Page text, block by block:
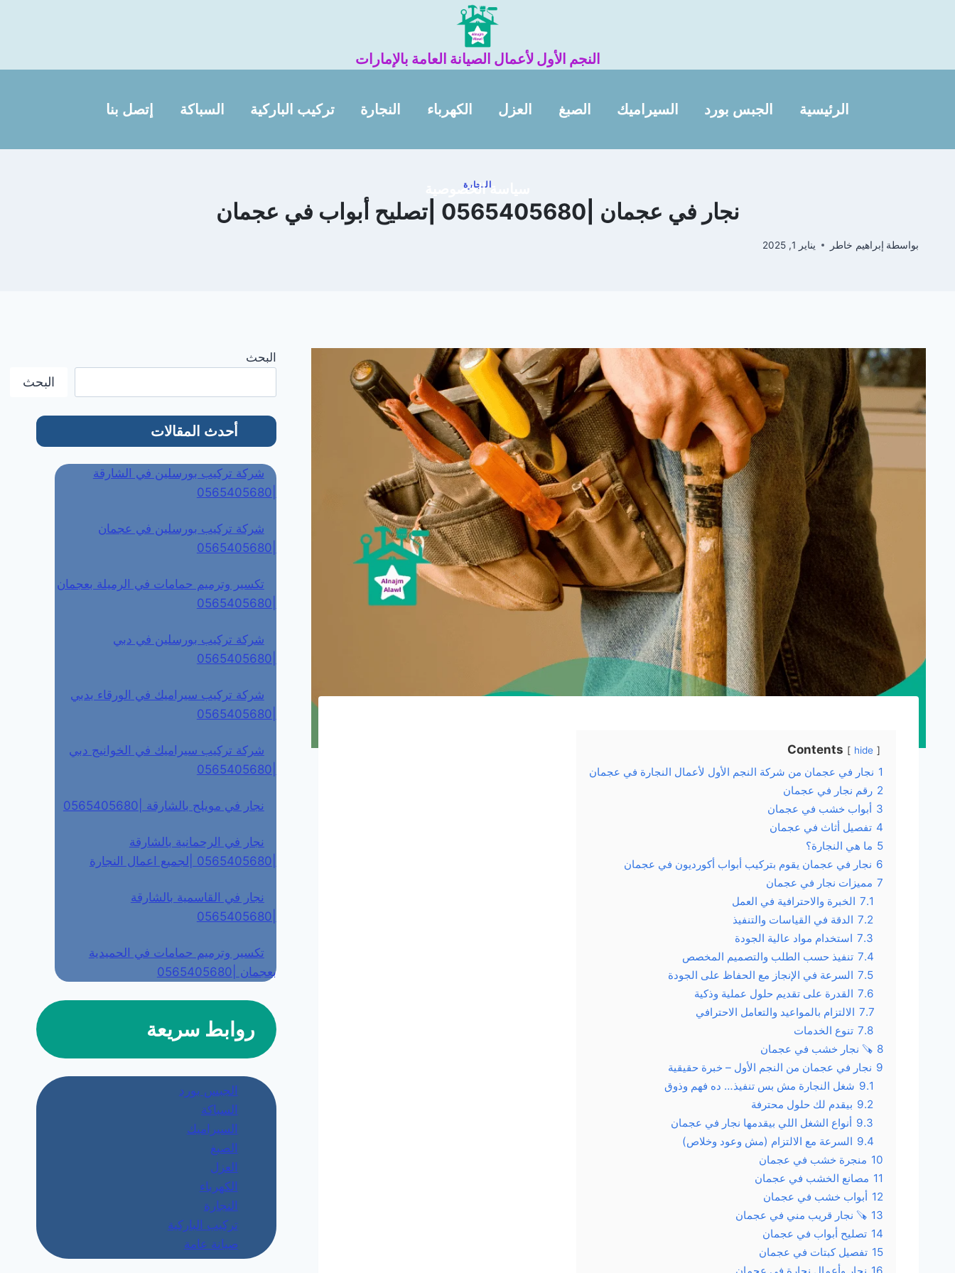
النجم الأول لأعمال الصيانة العامة بالإمارات
الرئيسية الجبس بورد السيراميك الصبغ العزل الكهرباء النجارة تركيب الباركية السباكة إتصل بنا
سياسة الخصوصية
النجارة
نجار في عجمان |0565405680 |تصليح أبواب في عجمان
بواسطة إبراهيم خاطر يناير 1, 2025
Contents hide
1 نجار في عجمان من شركة النجم الأول لأعمال النجارة في عجمان
2 رقم نجار في عجمان
3 أبواب خشب في عجمان
4 تفصيل أثاث في عجمان
5 ما هي النجارة؟
6 نجار في عجمان يقوم بتركيب أبواب أكورديون في عجمان
7 مميزات نجار في عجمان
7.1 الخبرة والاحترافية في العمل
7.2 الدقة في القياسات والتنفيذ
7.3 استخدام مواد عالية الجودة
7.4 تنفيذ حسب الطلب والتصميم المخصص
7.5 السرعة في الإنجاز مع الحفاظ على الجودة
7.6 القدرة على تقديم حلول عملية وذكية
7.7 الالتزام بالمواعيد والتعامل الاحترافي
7.8 تنوع الخدمات
8 🪚 نجار خشب في عجمان
9 نجار في عجمان من النجم الأول – خبرة حقيقية
9.1 شغل النجارة مش بس تنفيذ… ده فهم وذوق
9.2 بيقدم لك حلول محترفة
9.3 أنواع الشغل اللي بيقدمها نجار في عجمان
9.4 السرعة مع الالتزام (مش وعود وخلاص)
10 منجرة خشب في عجمان
11 مصانع الخشب في عجمان
12 أبواب خشب في عجمان
13 🪚 نجار قريب مني في عجمان
14 تصليح أبواب في عجمان
15 تفصيل كبتات في عجمان
البحث
البحث
أحدث المقالات
شركة تركيب بورسلين في الشارقة
شركة تركيب بورسلين في عجمان
تكسير وترميم حمامات في الرميلة بعجمان
شركة تركيب بورسلين في دبي
شركة تركيب سيراميك في الورقاء بدبي
شركة تركيب سيراميك في الخوانيج دبي
نجار في مويلح بالشارقة |0565405680
نجار في الرحمانية بالشارقة
نجار في القاسمية بالشارقة
تكسير وترميم حمامات في الحميدية
بعجمان |0565405680
روابط سريعة
الجبس بورد
السباكة
السيراميك
الصبغ
العزل
الكهرباء
النجارة
تركيب الباركية
صيانة عامة